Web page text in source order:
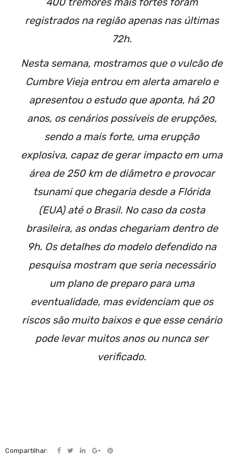
registrados na região apenas nas últimas
72h.
Nesta semana, mostramos que o vulcão de
Cumbre Vieja entrou em alerta amarelo e
apresentou o estudo que aponta, há 20
anos, os cenários possíveis de erupções,
sendo a mais forte, uma erupção
explosiva, capaz de gerar impacto em uma
área de 250 km de diâmetro e provocar
tsunami que chegaria desde a Flórida
(EUA) até o Brasil. No caso da costa
brasileira, as ondas chegariam dentro de
9h. Os detalhes do modelo defendido na
pesquisa mostram que seria necessário
um plano de preparo para uma
eventualidade, mas evidenciam que os
riscos são muito baixos e que esse cenário
pode levar muitos anos ou nunca ser
verificado.
Compartilhar: